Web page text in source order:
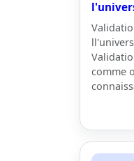
comme